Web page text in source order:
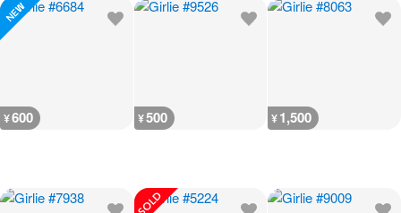
¥600 ¥500 ¥1,500